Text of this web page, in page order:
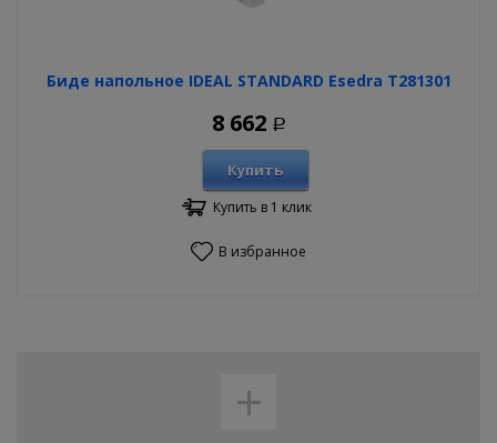
Биде напольное IDEAL STANDARD Esedra T281301
8 662 Р
Купить
Купить в 1 клик
В избранное
+